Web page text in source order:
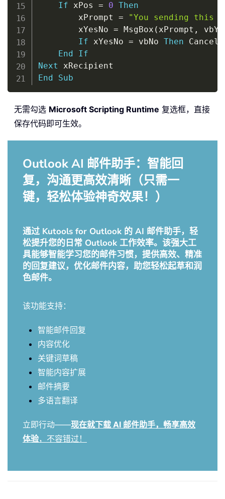
If xPos = 0 Then
        xPrompt
=
"You sending this
        xYesNo
= MsgBox ( xPrompt ,
If xYesNo = vbNo Then Cancel
End
If
Next
End
Sub
无需勾选 Microsoft Scripting Runtime 复选框，直接
保存代码即可生效。
Outlook AI 邮件助手：智能回
复，沟通更高效清晰（只需一
键，轻松体验神奇效果！）
通过 Kutools for Outlook 的 AI 邮件助手，轻
松提升您的日常 Outlook 工作效率。该强大工
具能够智能学习您的邮件习惯，提供高效、精准
的回复建议，优化邮件内容，助您轻松起草和润
色邮件。
该功能支持：
智能邮件回复
内容优化
关键词草稿
智能内容扩展
邮件摘要
多语言翻译
立即行动——现在就下载 AI 邮件助手，畅享高效
体验，不容错过！